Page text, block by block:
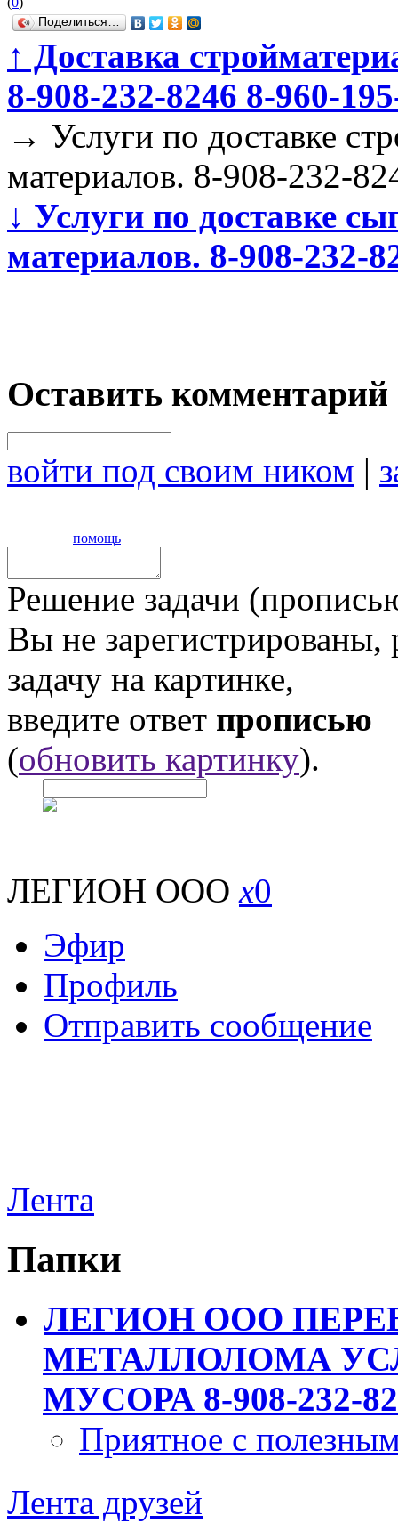
Поделиться…
↑ Доставка
8-908-232-8246 8-960-
→ Услуги по доставке
материалов. 8-908-232-
↓ Услуги по доставке
материалов. 8-908-232-
Оставить комментарий
войти под своим ником |
помощь
Решение задачи
Вы не
задачу на картинке,
введите ответ прописью
(обновить картинку).
ЛЕГИОН ОООx0
Эфир
Профиль
Отправить сообщение
Лента
Папки
ЛЕГИОН ООО
МЕТАЛЛОЛОМА
МУСОРА 8-908-232-
Приятное с
Лента друзей